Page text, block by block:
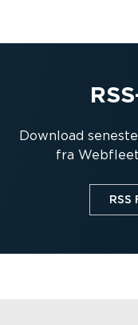
Download
fra
RSS